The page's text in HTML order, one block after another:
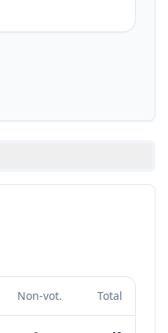
Non-vot. Total